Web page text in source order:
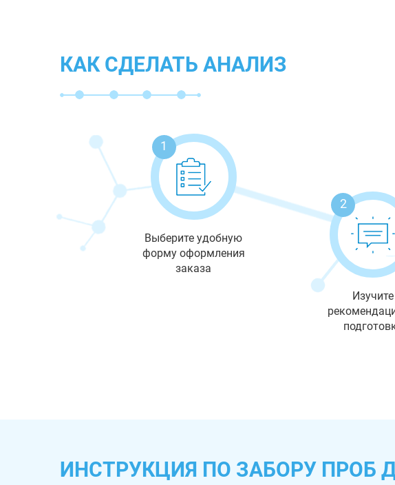
КАК СДЕЛАТЬ АНАЛИЗ
1
Выберите удобную
форму оформления
заказа
2
Изучите
ИНСТРУКЦИЯ ПО ЗАБОРУ ПРОБ